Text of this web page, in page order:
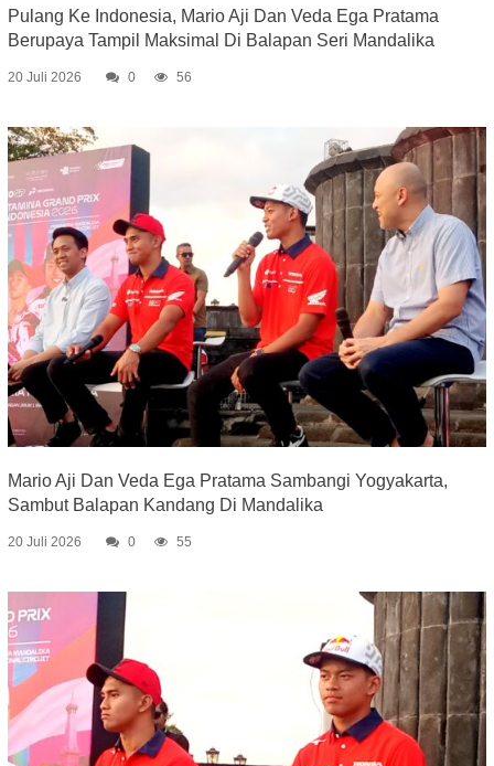
Pulang Ke Indonesia, Mario Aji Dan Veda Ega Pratama
Berupaya Tampil Maksimal Di Balapan Seri Mandalika
20 Juli 2026 0 56
Mario Aji Dan Veda Ega Pratama Sambangi Yogyakarta,
Sambut Balapan Kandang Di Mandalika
20 Juli 2026 0 55